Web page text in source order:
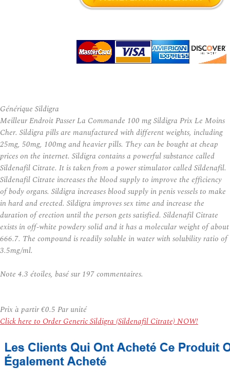
Générique Sildigra
Meilleur Endroit Passer La Commande 100 mg Sildigra Prix Le Moins
Cher. Sildigra pills are manufactured with different weights, including
25mg, 50mg, 100mg and heavier pills. They can be bought at cheap
prices on the internet. Sildigra contains a powerful substance called
Sildenafil Citrate. It is taken from a power stimulator called Sildenafil.
Sildenafil Citrate increases the blood supply to improve the efficiency
of body organs. Sildigra increases blood supply in penis vessels to make
in hard and erected. Sildigra improves sex time and increase the
duration of erection until the person gets satisfied. Sildenafil Citrate
exists in off-white powdery solid and it has a molecular weight of about
666.7. The compound is readily soluble in water with solubility ratio of
3.5mg/ml.
Note 4.3 étoiles, basé sur 197commentaires.
Prix à partir€0.5 Par unité
Click here to Order Generic Sildigra (Sildenafil Citrate) NOW!